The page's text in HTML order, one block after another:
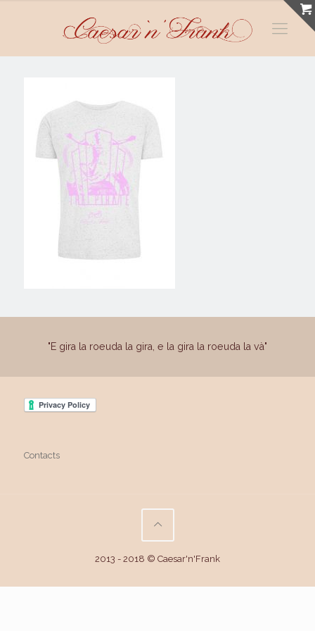
"E gira la roeuda la gira, e la gira la roeuda la và"
Contacts
2013 - 2018 © Caesar'n'Frank